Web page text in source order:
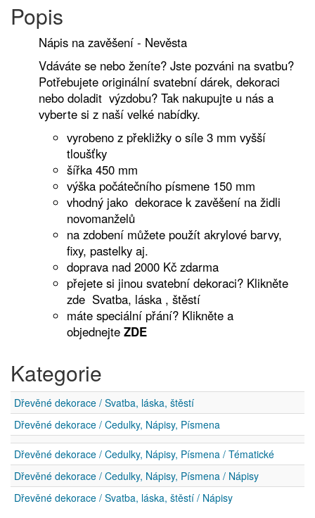
Popis
Nápis na zavěšení - Nevěsta
Vdáváte se nebo ženíte? Jste pozváni na svatbu?
Potřebujete originální svatební dárek, dekoraci
nebo doladit výzdobu? Tak nakupujte u nás a
vyberte si z naší velké nabídky.
vyrobeno z překližky o síle 3 mm vyšší
tloušťky
šířka 450 mm
výška počátečního písmene 150 mm
vhodný jako dekorace k zavěšení na židli
novomanželů
na zdobení můžete použít akrylové barvy,
fixy, pastelky aj.
doprava nad 2000 Kč zdarma
přejete si jinou svatební dekoraci? Klikněte
zde Svatba, láska , štěstí
máte speciální přání? Klikněte a
objednejte ZDE
Kategorie
Dřevěné dekorace / Svatba, láska, štěstí
Dřevěné dekorace / Cedulky, Nápisy, Písmena
Dřevěné dekorace / Cedulky, Nápisy, Písmena / Tématické
Dřevěné dekorace / Cedulky, Nápisy, Písmena / Nápisy
Dřevěné dekorace / Svatba, láska, štěstí / Nápisy